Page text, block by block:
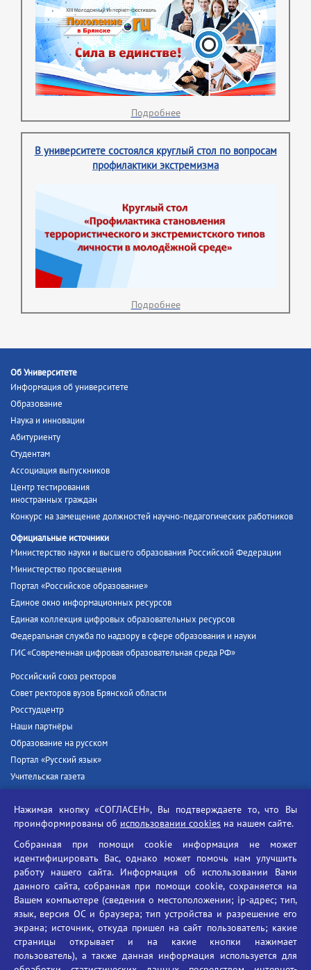
Подробнее
В университете состоялся круглый стол по вопросам
профилактики экстремизма
Подробнее
Об Университете
Информация об университете
Образование
Наука и инновации
Абитуриенту
Студентам
Ассоциация выпускников
Центр тестирования
иностранных граждан
Конкурс на замещение должностей научно-педагогических работников
Официальные источники
Министерство науки и высшего образования Российской Федерации
Министерство просвещения
Портал «Российское образование»
Единое окно информационных ресурсов
Единая коллекция цифровых образовательных ресурсов
Федеральная служба по надзору в сфере образования и науки
ГИС «Современная цифровая образовательная среда РФ»
Российский союз ректоров
Совет ректоров вузов Брянской области
Росстудцентр
Наши партнёры
Образование на русском
Портал «Русский язык»
Учительская газета
Единый портал государственных услуг
Противодействие угрозам информационной безопасности
Социальные ролики - Генеральная прокуратура РФ
Противодействие коррупции
БГУ против наркотиков
Брянский государственный университет
имени академика И.Г. Петровского
Время работы: пн-пт 09:00-18:00
Нажимая кнопку «СОГЛАСЕН», Вы подтверждаете то, что Вы
проинформированы об использовании cookies на нашем сайте.
Собранная при помощи cookie информация не может
идентифицировать Вас, однако может помочь нам улучшить
работу нашего сайта. Информация об использовании Вами
данного сайта, собранная при помощи cookie, сохраняется на
Вашем компьютере (сведения о местоположении; ip-адрес; тип,
язык, версия ОС и браузера; тип устройства и разрешение его
экрана; источник, откуда пришел на сайт пользователь; какие
страницы открывает и на какие кнопки нажимает
пользователь), а также данная информация используется для